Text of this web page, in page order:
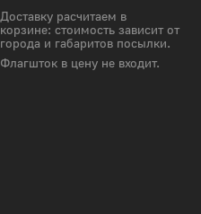
Доставку расчитаем в
корзине: стоимость зависит от
города и габаритов посылки.
Флагшток в цену не входит.